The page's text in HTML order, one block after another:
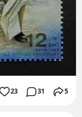
23 31 5